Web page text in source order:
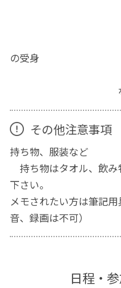
前
前回
投げ
の受身
な
その他注意事項
持ち物、服装など
持ち物はタオル、飲み
下さい。
メモされたい方は筆記
音、録画は不可）
日程・